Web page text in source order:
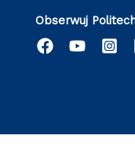
Obserwuj